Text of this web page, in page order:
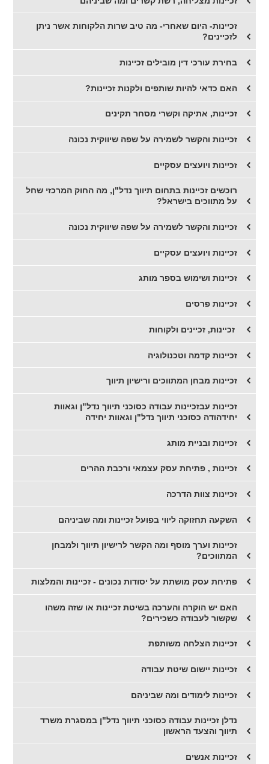
​זכיינות- היום שאחרי- מה טיב שרות הלקוחות אשר ניתן
לזכיינים?
​בחירת עורכי דין מובילים זכיינות
​האם כדאי להיות שותפים ולקנות זכיינות?
זכיינות, אתיקה וקשרי מסחר תקינים
זכיינות והקשר לשמירה על שפה שיווקית נכונה
​זכיינות ויועצים עסקיים
​רוכשים זכיינות בתחום תיווך נדל"ן, מה החוק המרכזי שחל
על מתווכים בישראל?
​זכיינות והקשר לשמירה על שפה שיווקית נכונה
זכיינות ויועצים עסקיים
זכיינות ושימוש בספר מותג
זכיינות פרסים
​ זכיינות, זכיינים ולקוחות
​זכיינות קדמה וטכנולוגיה
זכיינות מבחן המתווכים ורישיון תיווך
זכיינות עבזכיינות עבודה כסוכני תיווך נדל"ן וגאוות
יחידהודה כסוכני תיווך נדל"ן וגאוות יחידה
זכיינות ובניית מותג
זכיינות , פתיחת עסק עצמאי ורכבת ההרים
זכיינות צוות הדרכה
השקעה תחזוקה ליווי בפועל זכיינות ומה שביניהם
זכיינות וערך מוסף ומה הקשר לרישיון תיווך ולמבחן
המתווכים?
פתיחת עסק מושתת על יסודות נכונים - זכיינות והמלצות
האם יש הוקרה והערכה בשיטת זכיינות או שזה משהו
שקשור לעבודה כשכירים?
זכיינות הצלחה משותפת
זכיינות יישום שיטת עבודה
זכיינות לימודים ומה שביניהם
נדלן זכיינות עבודה כסוכני תיווך נדל"ן במסגרת משרד
תיווך והצעד הראשון
זכיינות אנשים